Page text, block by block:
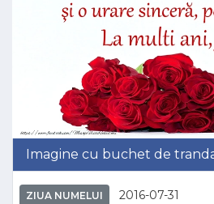
Imagine cu buchet de
ZIUA NUMELUI 2016-07-31